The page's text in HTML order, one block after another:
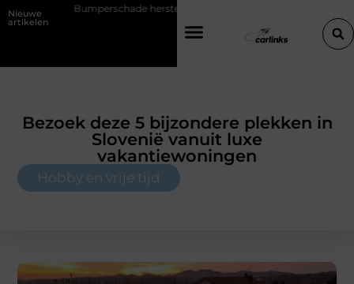
Nieuwe
artikelen
herstellen: repareren of de bumper vervangen?
Bezoek deze 5 bijzondere plekken in
Slovenië vanuit luxe
vakantiewoningen
Hobby en vrije tijd